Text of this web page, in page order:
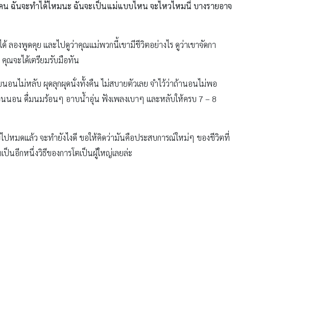
ฉันจะทำได้ไหมนะ ฉันจะเป็นแม่แบบไหน จะไหวไหมนี่ บางรายอาจ
องพูดคุย และไปดูว่าคุณแม่พวกนี้เขามีชีวิตอย่างไร ดูว่าเขาจัดกา
คุณจะได้เตรียมรับมือทัน
นไม่หลับ ผุดลุกผุดนั่งทั้งคืน ไม่สบายตัวเลย จำไว้ว่าถ้านอนไม่พอ
นนอน ดื่มนมร้อนๆ อาบน้ำอุ่น ฟังเพลงเบาๆ และหลับให้ครบ 7 – 8
ปหมดแล้ว จะทำยังไงดี ขอให้คิดว่ามันคือประสบการณ์ใหม่ๆ ของชีวิตที่
ป็นอีกหนึ่งวิธีของการโตเป็นผู้ใหญ่เลยล่ะ